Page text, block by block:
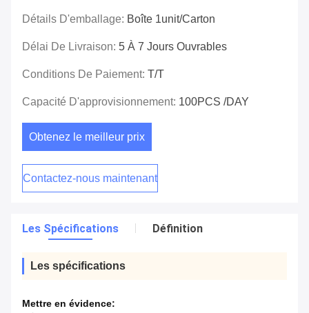
Détails D'emballage: Boîte 1unit/carton
Délai De Livraison: 5 À 7 Jours Ouvrables
Conditions De Paiement: T/T
Capacité D'approvisionnement: 100PCS /DAY
Obtenez le meilleur prix
Contactez-nous maintenant
Les Spécifications Définition
Les spécifications
Mettre en évidence: